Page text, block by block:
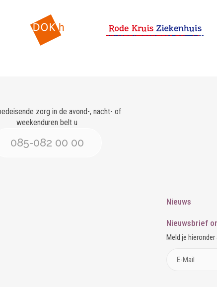
zorg in de avond-, nacht- of
weekenduren belt u
085-082 00 00
Nieuws
Nieuwsbrief
Meld je